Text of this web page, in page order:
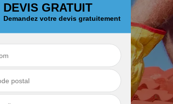
Traitement anti
Démoussage
nettoyage de tuile
44
DEVIS GRATUIT
Demandez votre devis gratuitement